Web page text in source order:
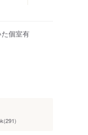
個室有